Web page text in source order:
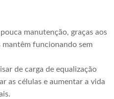
manutenção, graças aos
mantêm funcionando sem
de carga de equalização
as células e aumentar a vida